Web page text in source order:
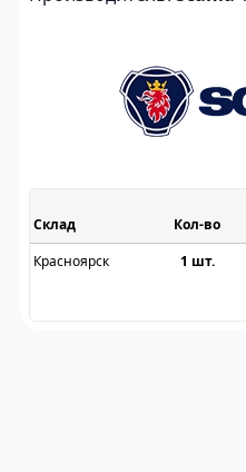
Склад
Красноярск
1 шт.